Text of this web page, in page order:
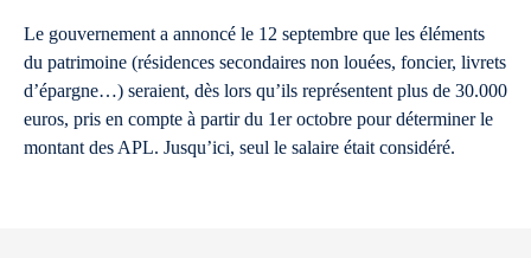
Le gouvernement a annoncé le 12 septembre que les éléments
du patrimoine (résidences secondaires non louées, foncier, livrets
d’épargne…) seraient, dès lors qu’ils représentent plus de 30.000
euros, pris en compte à partir du 1er octobre pour déterminer le
montant des APL. Jusqu’ici, seul le salaire était considéré.